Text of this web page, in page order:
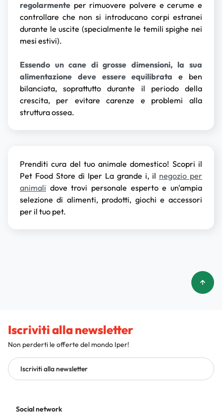
regolarmente per rimuovere polvere e cerume e
controllare che non si introducano corpi estranei
durante le uscite (specialmente le temili spighe nei
mesi estivi).
Essendo un cane di grosse dimensioni, la sua
alimentazione deve essere equilibrata e ben
bilanciata, soprattutto durante il periodo della
crescita, per evitare carenze e problemi alla
struttura ossea.
Prenditi cura del tuo animale domestico! Scopri il
Pet Food Store di Iper La grande i, il negozio per
animali dove trovi personale esperto e un'ampia
selezione di alimenti, prodotti, giochi e accessori
per il tuo pet.
Iscriviti alla newsletter
Non perderti le offerte del mondo Iper!
Iscriviti alla newsletter
Social network